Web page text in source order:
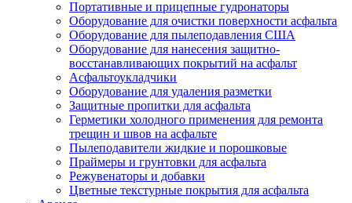
Портативные и прицепные гудронаторы
Оборудование для очистки поверхности асфальта
Оборудование для пылеподавления США
Оборудование для нанесения защитно-
восстанавливающих покрытий на асфальт
Асфальтоукладчики
Оборудование для удаления разметки
Защитные пропитки для асфальта
Герметики холодного применения для ремонта
трещин и швов на асфальте
Пылеподавители жидкие и порошковые
Праймеры и грунтовки для асфальта
Режувенаторы и добавки
Цветные текстурные покрытия для асфальта